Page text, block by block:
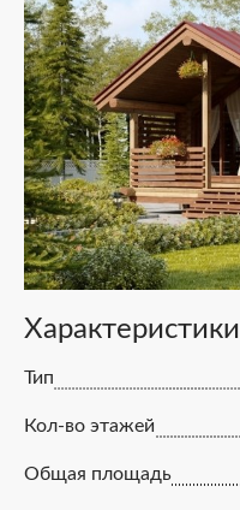
Характеристики
Тип
Кол-во этажей
Общая площадь